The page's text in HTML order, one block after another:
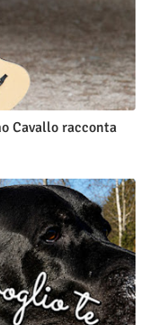
Cavallo racconta